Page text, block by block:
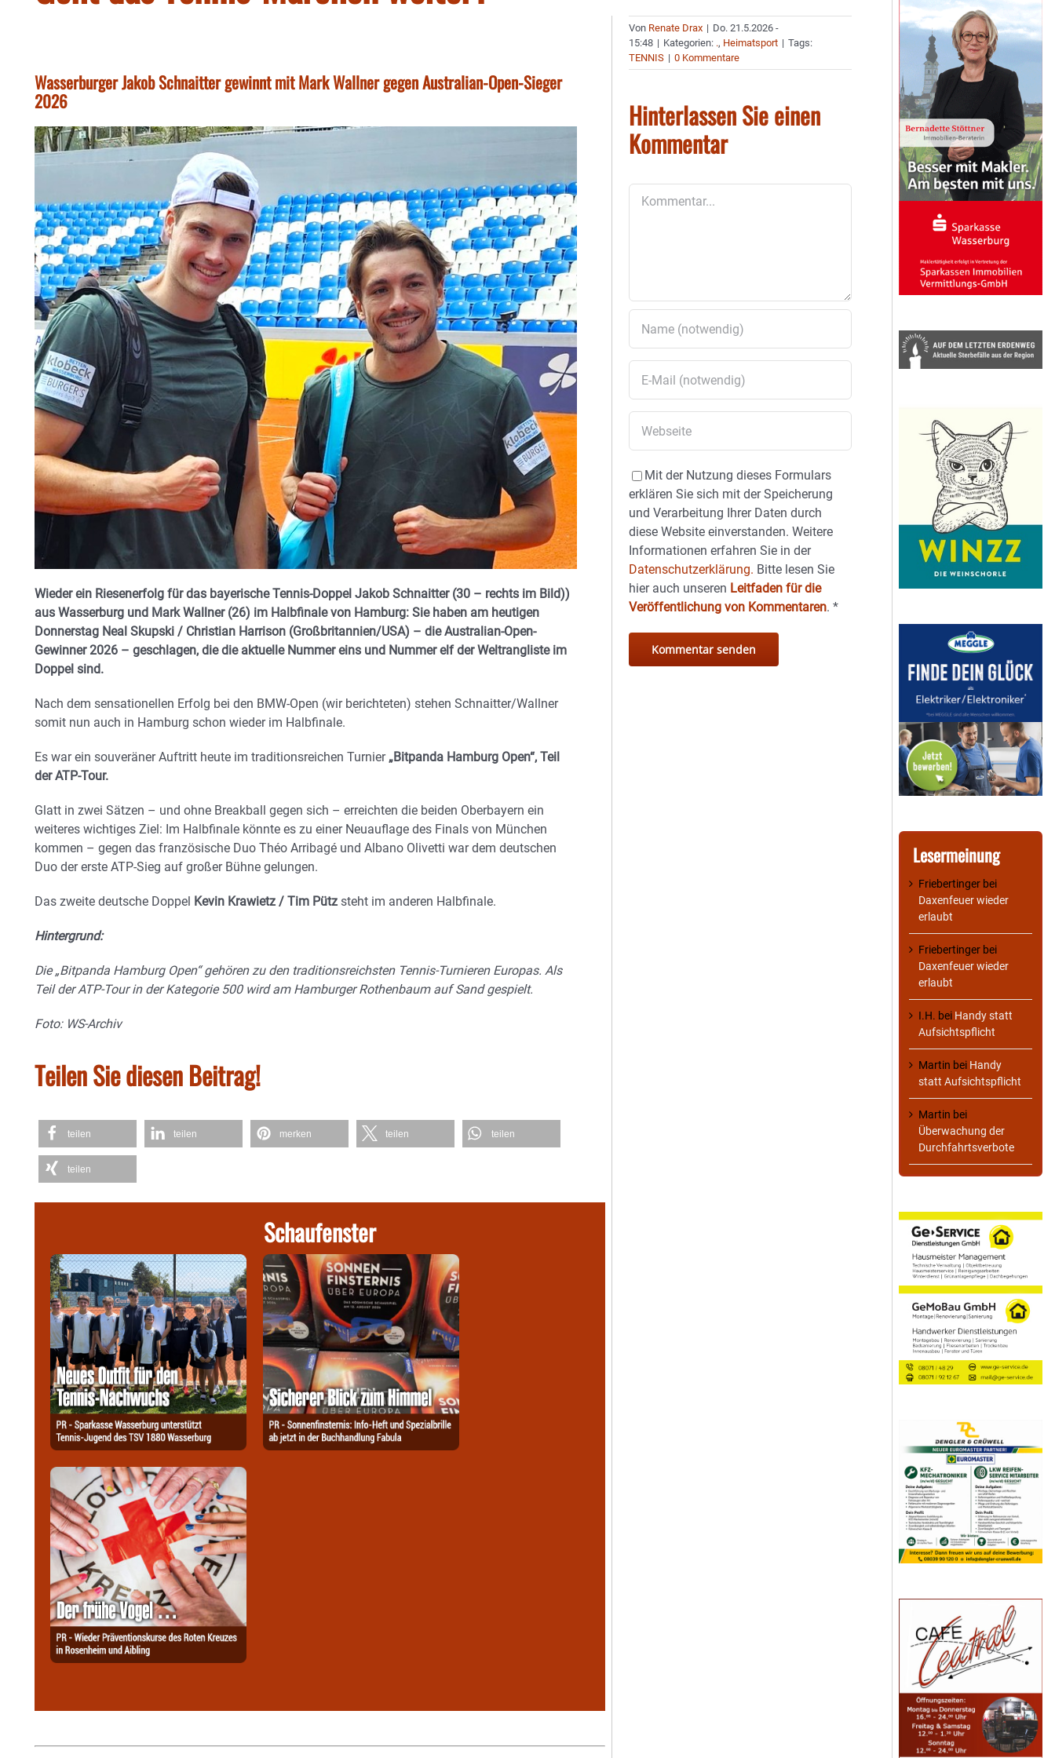
Wasserburger Jakob Schnaitter gewinnt mit Mark Wallner gegen Australian-Open-Sieger
2026
Wieder ein Riesenerfolg für das bayerische Tennis-Doppel Jakob Schnaitter (30 – rechts im Bild))
aus Wasserburg und Mark Wallner (26) im Halbfinale von Hamburg: Sie haben am heutigen
Donnerstag Neal Skupski / Christian Harrison (Großbritannien/USA) – die Australian-Open-
Gewinner 2026 – geschlagen, diedie aktuelle Nummer eins und Nummer elf der Weltrangliste im
Doppel sind.
Nach dem sensationellen Erfolg bei den BMW-Open (wir berichteten) stehen Schnaitter/Wallner
somit nun auch in Hamburg schon wieder im Halbfinale.
Es war ein souveräner Auftritt heute im traditionsreichen Turnier„Bitpanda Hamburg Open“, Teil
der ATP-Tour.
Glatt in zwei Sätzen – und ohne Breakball gegen sich – erreichten die beiden Oberbayern ein
weiteres wichtiges Ziel: Im Halbfinale könnte es zu einer Neuauflage des Finals von München
kommen – gegen das französische Duo Théo Arribagé und Albano Olivetti war dem deutschen
Duo der erste ATP-Sieg auf großer Bühne gelungen.
Das zweite deutsche Doppel Kevin Krawietz / Tim Pütz steht im anderen Halbfinale.
Hintergrund:
Die „Bitpanda Hamburg Open“ gehören zu den traditionsreichsten Tennis-Turnieren Europas. Als
Teil der ATP-Tour in der Kategorie 500 wird am Hamburger Rothenbaum auf Sand gespielt.
Foto: WS-Archiv
Teilen Sie diesen Beitrag!
teilen teilen merken teilen teilen
teilen
Schaufenster
Von Renate Drax | Do. 21.5.2026 -
15:48 | Kategorien: ., Heimatsport | Tags:
TENNIS | 0 Kommentare
Hinterlassen Sie einen
Kommentar
Mit der Nutzung dieses Formulars
erklären Sie sich mit der Speicherung
und Verarbeitung Ihrer Daten durch
diese Website einverstanden. Weitere
Informationen erfahren Sie in der
Datenschutzerklärung. Bitte lesen Sie
hier auch unseren Leitfaden für die
Veröffentlichung von Kommentaren.*
Lesermeinung
Friebertinger bei
Daxenfeuer wieder
erlaubt
Friebertinger bei
Daxenfeuer wieder
erlaubt
I.H. bei Handy statt
Aufsichtspflicht
Martin bei Handy
statt Aufsichtspflicht
Martin bei
Überwachung der
Durchfahrtsverbote